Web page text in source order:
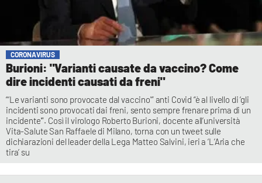
CORONAVIRUS
Burioni: "Varianti causate da vaccino? Come
dire incidenti causati da freni"
“‘Le varianti sono provocate dal vaccino'” anti Covid “è al livello di ‘gli
incidenti sono provocati dai freni, sento sempre frenare prima di un
incidente'”. Così il virologo Roberto Burioni, docente all’università
Vita-Salute San Raffaele di Milano, torna con un tweet sulle
dichiarazioni del leader della Lega Matteo Salvini, ieri a ‘L’Aria che
tira’ su